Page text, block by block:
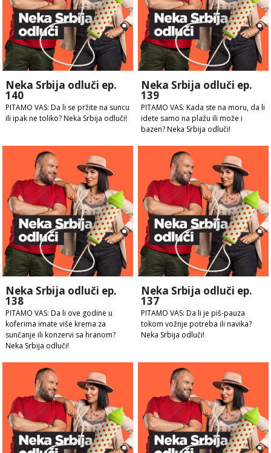
Neka Srbija odluči ep.
140
PITAMO VAS: Da li se pržite na suncu
ili ipak ne toliko? Neka Srbija odluči!
Neka Srbija odluči ep.
139
PITAMO VAS: Kada ste na moru, da li
idete samo na plažu ili može i
bazen? Neka Srbija odluči!
Neka Srbija odluči ep.
138
PITAMO VAS: Da li ove godine u
koferima imate više krema za
sunčanje ili konzervi sa hranom?
Neka Srbija odluči!
Neka Srbija odluči ep.
137
PITAMO VAS: Da li je piš-pauza
tokom vožnje potreba ili navika?
Neka Srbija odluči!